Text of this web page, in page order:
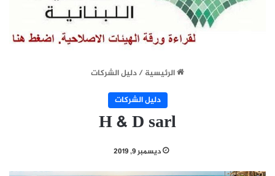
الرئيسية/دليل الشركات
دليل الشركات
H & D sarl
ديسمبر 9, 2019